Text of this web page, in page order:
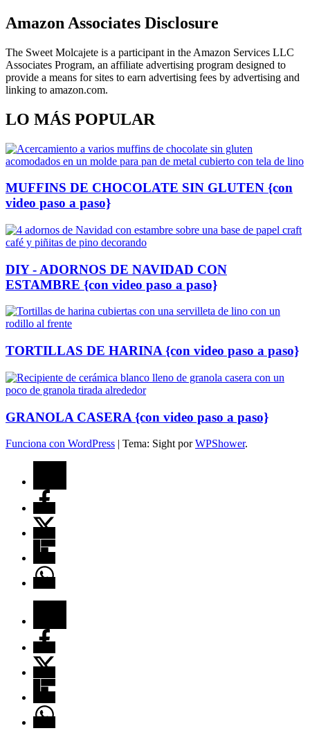
Amazon Associates Disclosure
The Sweet Molcajete is a participant in the Amazon Services LLC
Associates Program, an affiliate advertising program designed to
provide a means for sites to earn advertising fees by advertising and
linking to amazon.com.
LO MÁS POPULAR
MUFFINS DE CHOCOLATE SIN GLUTEN {con
video paso a paso}
DIY - ADORNOS DE NAVIDAD CON
ESTAMBRE {con video paso a paso}
TORTILLAS DE HARINA {con video paso a paso}
GRANOLA CASERA {con video paso a paso}
Funciona con WordPress | Tema: Sight porWPShower.